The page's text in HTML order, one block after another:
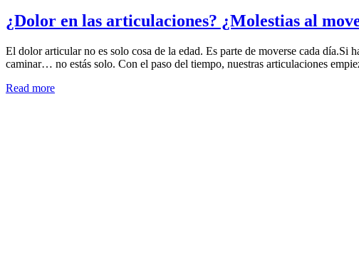
¿Dolor en las articulaciones? ¿Molestias al
El dolor articular no es solo cosa de la edad. Es parte de moverse cada día.Si
caminar… no estás solo. Con el paso del tiempo, nuestras articulaciones
Read more